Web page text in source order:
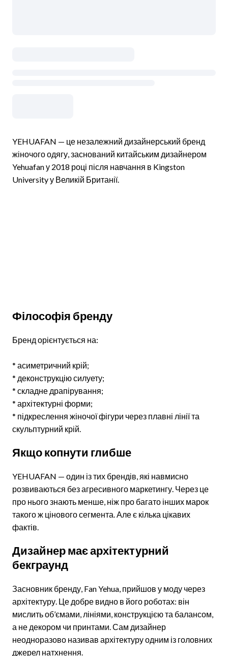
YEHUAFAN — це незалежний дизайнерський бренд
жіночого одягу, заснований китайським дизайнером
Yehuafan у 2018 році після навчання в Kingston
University у Великій Британії.
Філософія бренду
Бренд орієнтується на:
* асиметричний крій;
* деконструкцію силуету;
* складне драпірування;
* архітектурні форми;
* підкреслення жіночої фігури через плавні лінії та
скульптурний крій.
Якщо копнути глибше
YEHUAFAN — один із тих брендів, які навмисно
розвиваються без агресивного маркетингу. Через це
про нього знають менше, ніж про багато інших марок
такого ж цінового сегмента. Але є кілька цікавих
фактів.
Дизайнер має архітектурний
бекграунд
Засновник бренду, Fan Yehua, прийшов у моду через
архітектуру. Це добре видно в його роботах: він
мислить об’ємами, лініями, конструкцією та балансом,
а не декором чи принтами. Сам дизайнер
неодноразово називав архітектуру одним із головних
джерел натхнення.